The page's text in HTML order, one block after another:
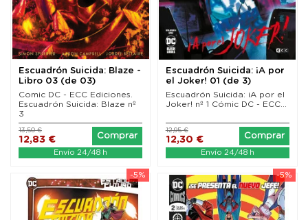
Escuadrón Suicida: Blaze -
Libro 03 (de 03)
Comic DC - ECC Ediciones.
Escuadrón Suicida: Blaze nº
3
12,83 €
13,50 €
Comprar
Envío 24/48 h
Escuadrón Suicida: ¡A por
el Joker! 01 (de 3)
Escuadrón Suicida: ¡A por el
Joker! nº 1 Cómic DC - ECC...
12,30 €
12,95 €
Comprar
Envío 24/48 h
-5% -5%